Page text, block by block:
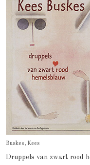
Buskes, Kees
Druppels van zwart rood